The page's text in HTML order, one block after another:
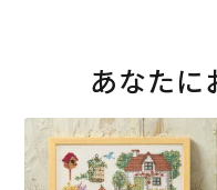
あなたに